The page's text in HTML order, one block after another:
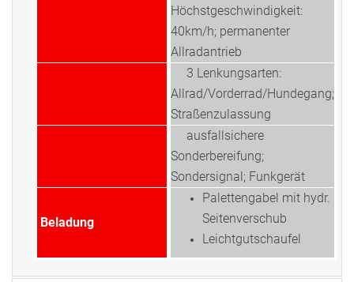
Höchstgeschwindigkeit:
40km/h; permanenter
Allradantrieb
3 Lenkungsarten:
Allrad/Vorderrad/Hundegang;
Straßenzulassung
ausfallsichere
Sonderbereifung;
Sondersignal; Funkgerät
Beladung
Palettengabel mit hydr.
Seitenverschub
Leichtgutschaufel